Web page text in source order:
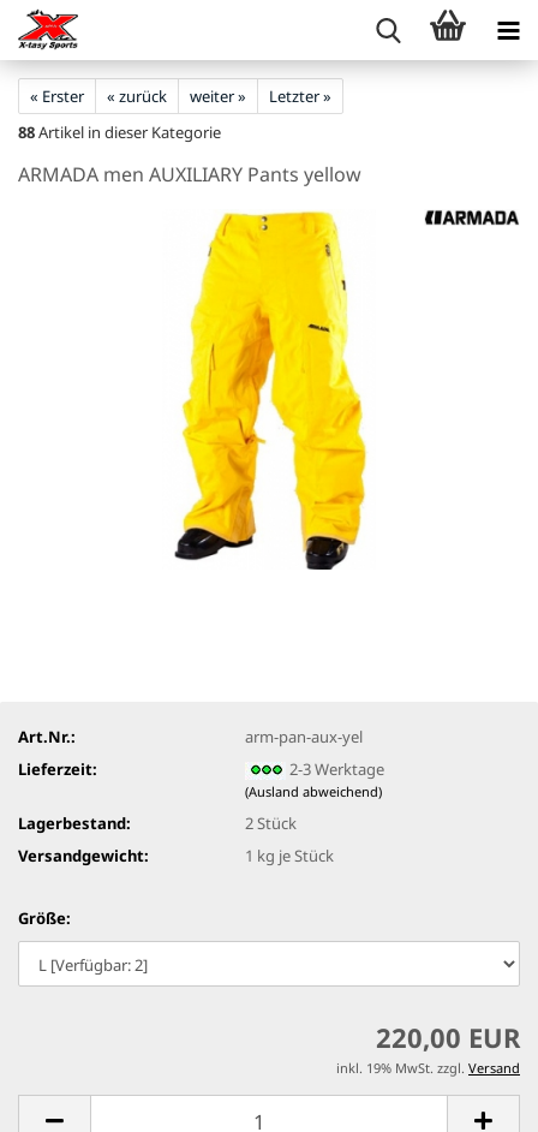
« Erster « zurück weiter »
Letzter »
88Artikel in dieser Kategorie
ARMADA men AUXILIARY Pants yellow
Art.Nr.:
arm-pan-aux-yel
Lieferzeit:
2-3 Werktage
(Ausland abweichend)
Lagerbestand: 2 Stück
Versandgewicht:
1 kg je Stück
Größe:
220,00 EUR
inkl. 19% MwSt. zzgl. Versand